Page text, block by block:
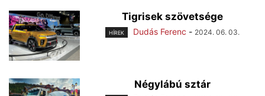
Tigrisek szövetsége
HÍREK Dudás Ferenc - 2024. 06. 03.
Négylábú sztár